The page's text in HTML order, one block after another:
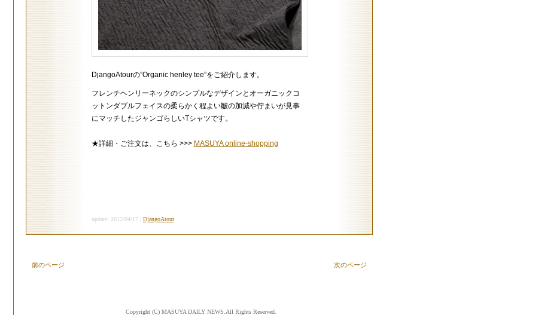
DjangoAtourの”Organic henley tee”をご紹介します。
フレンチヘンリーネックのシンプルなデザインとオーガニックコ
ットンダブルフェイスの柔らかく程よい皺の加減や佇まいが見事
にマッチしたジャンゴらしいTシャツです。
★詳細・ご注文は、こちら >>> MASUYA online-shopping
update: 2012/04/17 | DjangoAtour
前のページ 次のページ
Copyright (C) MASUYA DAILY NEWS.All Rights Reserved.